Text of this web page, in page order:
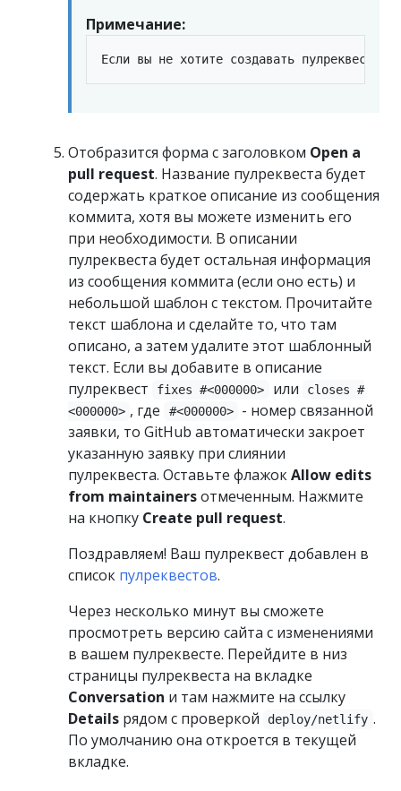
Примечание:
Отобразится форма с заголовком Open a
pull request. Название пулреквеста будет
содержать краткое описание из сообщения
коммита, хотя вы можете изменить его
при необходимости. В описании
пулреквеста будет остальная информация
из сообщения коммита (если оно есть) и
небольшой шаблон с текстом. Прочитайте
текст шаблона и сделайте то, что там
описано, а затем удалите этот шаблонный
текст. Если вы добавите в описание
пулреквест
fixes #<000000> или
closes #
<000000> , где #<000000>
- номер связанной
заявки, то GitHub автоматически закроет
указанную заявку при слиянии
пулреквеста. Оставьте флажокAllow edits
from maintainersотмеченным. Нажмите
на кнопку Create pull request.
Поздравляем! Ваш пулреквест добавлен в
список пулреквестов.
Через несколько минут вы сможете
просмотреть версию сайта с изменениями
в вашем пулреквесте. Перейдите в низ
страницы пулреквеста на вкладке
Conversation и там нажмите на ссылку
Details рядом с проверкой deploy/netlify .
По умолчанию она откроется в текущей
вкладке.